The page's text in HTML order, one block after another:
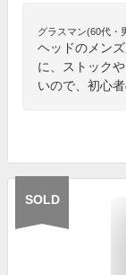
グラスマン(60代・
ヘッドのメン
に、ストック
いので、初心
SOLD